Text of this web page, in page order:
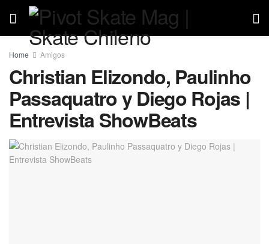
Home Amigos
Christian Elizondo, Paulinho
Passaquatro y Diego Rojas |
Entrevista ShowBeats